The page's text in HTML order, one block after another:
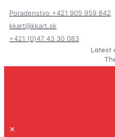
Poradenstvo +421 905 959 842
kkart@kkart.sk
+421 (0)47 43 30 083
Latest
✕